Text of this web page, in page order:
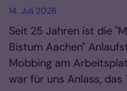
14. Juli 2026
Seit 25 Jahren ist die
Bistum Aachen"
Mobbing am
war für uns Anlass,